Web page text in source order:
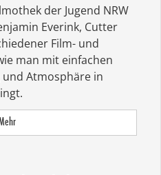
der Jugend NRW
Everink, Cutter
Film- und
man mit einfachen
Atmosphäre in